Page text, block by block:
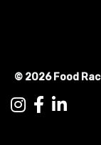
© 2026 Food